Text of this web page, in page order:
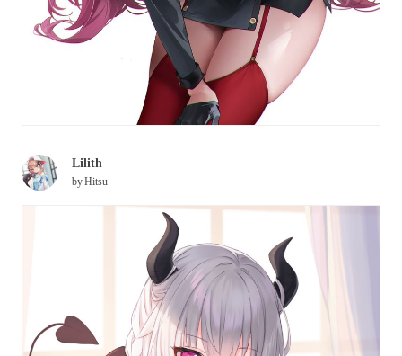
Lilith
byHitsu